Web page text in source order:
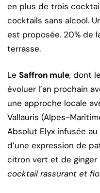
en plus de trois
cocktails sans alcool.
est proposée. 20% de
terrasse.
Le Saffron mule, dont
évoluer l’an prochain
une approche locale
Vallauris (Alpes-
Absolut Elyx infusée
d’une expression de
citron vert et de ginger
cocktail rassurant et